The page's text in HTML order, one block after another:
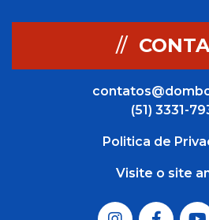
//
(51) 3331-
Politica de
Visite o site